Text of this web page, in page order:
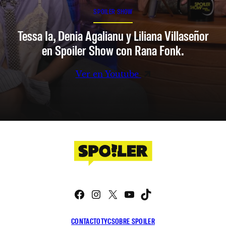
SPOILER SHOW
Tessa Ia, Denia Agalianu y Liliana Villaseñor
en Spoiler Show con Rana Fonk.
Ver en Youtube
CONTACTOTYCSOBRE SPOILER
Facebook
Instagram
X YouTube